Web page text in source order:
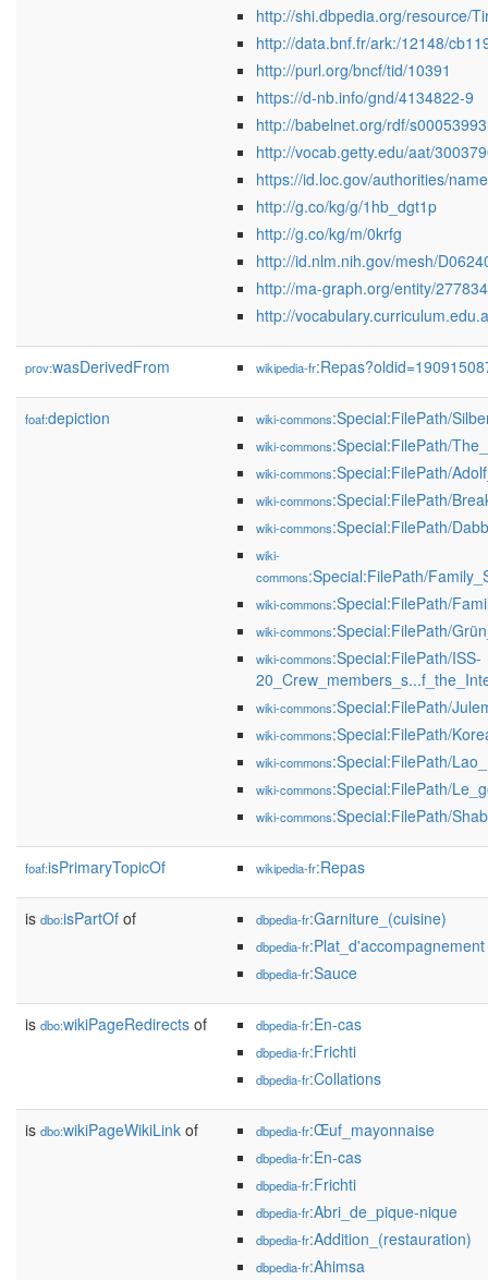
http://shi.dbpedia.org/resource/
http://data.bnf.fr/ark:/12148/
http://purl.org/bncf/tid/10391
https://d-nb.info/gnd/4134822-9
http://babelnet.org/rdf/
http://vocab.getty.edu/aat/
https://id.loc.gov/authorities/
http://g.co/kg/g/1hb_dgt1p
http://g.co/kg/m/0krfg
http://id.nlm.nih.gov/mesh/
http://ma-graph.org/entity/
http://
prov:wasDerivedFrom wikipedia-fr
foaf:depiction wiki-commons:Special:FilePath/
wiki-commons:Special:FilePath/
wiki-commons:Special:FilePath/
wiki-commons:Special:FilePath/
wiki-commons:Special:FilePath/
wiki-
commons:Special:FilePath/
wiki-commons:Special:FilePath/
wiki-commons:Special:FilePath/
wiki-commons:Special:FilePath/ISS-
wiki-commons:Special:FilePath/
wiki-commons:Special:FilePath/
wiki-commons:Special:FilePath/
wiki-commons:Special:FilePath/
wiki-commons:Special:FilePath/
foaf:isPrimaryTopicOf wikipedia-fr:Repas
is dbo:isPartOf of dbpedia-fr:Garniture_(cuisine)
dbpedia-fr:Plat_d'accompagnement
dbpedia-fr:Sauce
is dbo:wikiPageRedirects of dbpedia-fr:En-cas
dbpedia-fr:Frichti
dbpedia-fr:Collations
is dbo:wikiPageWikiLink of dbpedia-fr:Œuf_mayonnaise
dbpedia-fr:En-cas
dbpedia-fr:Frichti
dbpedia-fr:Abri_de_pique-nique
dbpedia-fr:Addition_(restauration)
dbpedia-fr:Ahimsa